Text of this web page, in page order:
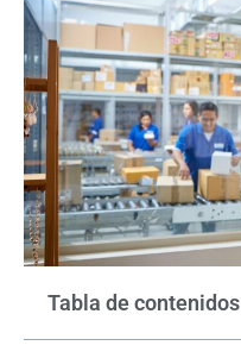
Tabla de contenidos